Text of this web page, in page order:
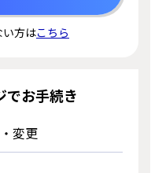
い方はこちら
でお手続き
変更